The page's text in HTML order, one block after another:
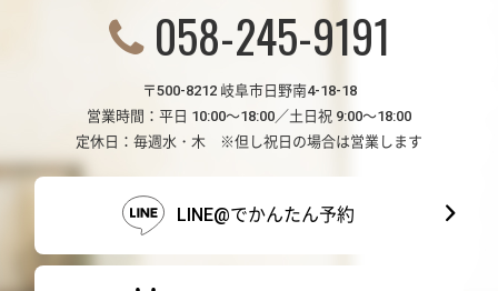
058-245-9191
〒500-8212 岐阜市日野南4-18-18
営業時間：平日 10:00～18:00／土日祝 9:00～18:00
定休日：毎週水・木 ※但し祝日の場合は営業します
LINE@でかんたん予約